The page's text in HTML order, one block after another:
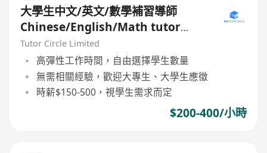
大學生中文/英文/數學補習導師
Chinese/English/Math tutor
(Part Time/Freelancer)
Tutor Circle Limited
高彈性工作時間，自由選擇學生數量
無需相關經驗，歡迎大專生、大學生應徵
時薪$150-500，視學生需求而定
$200-400/小時